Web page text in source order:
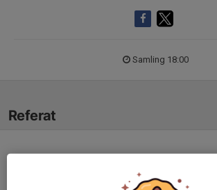
Samling 18:00
Referat